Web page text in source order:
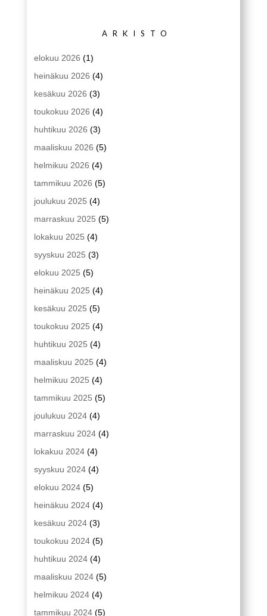
ARKISTO
elokuu 2026 (1)
heinäkuu 2026 (4)
kesäkuu 2026 (3)
toukokuu 2026 (4)
huhtikuu 2026 (3)
maaliskuu 2026 (5)
helmikuu 2026 (4)
tammikuu 2026 (5)
joulukuu 2025 (4)
marraskuu 2025 (5)
lokakuu 2025 (4)
syyskuu 2025 (3)
elokuu 2025 (5)
heinäkuu 2025 (4)
kesäkuu 2025 (5)
toukokuu 2025 (4)
huhtikuu 2025 (4)
maaliskuu 2025 (4)
helmikuu 2025 (4)
tammikuu 2025 (5)
joulukuu 2024(4)
marraskuu 2024(4)
lokakuu 2024(4)
syyskuu 2024(4)
elokuu 2024(5)
heinäkuu 2024(4)
kesäkuu 2024(3)
toukokuu 2024(5)
huhtikuu 2024(4)
maaliskuu 2024(5)
helmikuu 2024(4)
tammikuu 2024(5)